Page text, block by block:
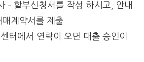
– 할부신청서를 작성 하시고, 안내
매계약서를 제출
터에서 연락이 오면 대출 승인이